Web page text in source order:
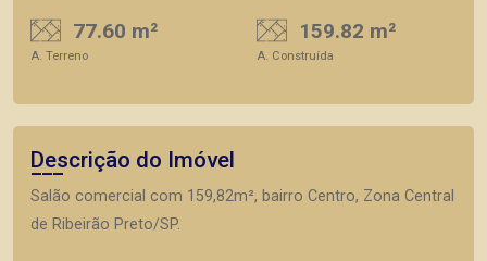
77.60 m²
A. Terreno
159.82 m²
A. Construída
Descrição do Imóvel
Salão comercial com 159,82m², bairro Centro, Zona Central
de Ribeirão Preto/SP.